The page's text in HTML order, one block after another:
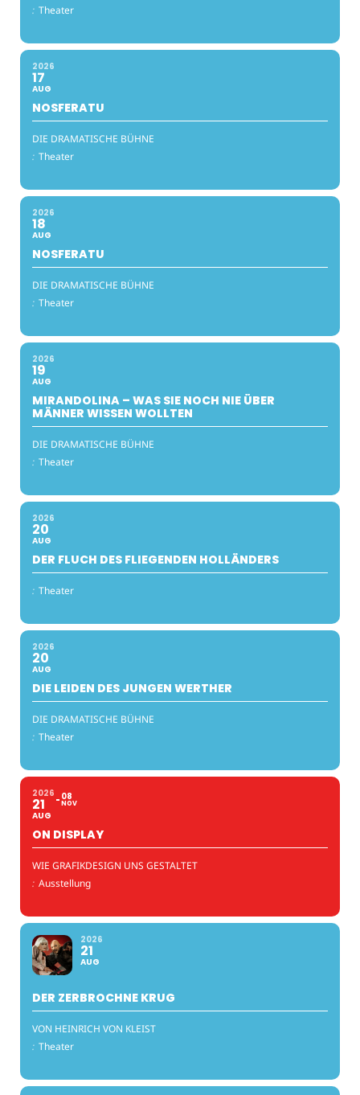
: Theater
2026
17
AUG
NOSFERATU
DIE DRAMATISCHE BÜHNE
: Theater
2026
18
AUG
NOSFERATU
DIE DRAMATISCHE BÜHNE
: Theater
2026
19
AUG
MIRANDOLINA – WAS SIE NOCH NIE ÜBER
MÄNNER WISSEN WOLLTEN
DIE DRAMATISCHE BÜHNE
: Theater
2026
20
AUG
DER FLUCH DES FLIEGENDEN HOLLÄNDERS
: Theater
2026
20
AUG
DIE LEIDEN DES JUNGEN WERTHER
DIE DRAMATISCHE BÜHNE
: Theater
2026
21
AUG
08
NOV
ON DISPLAY
WIE GRAFIKDESIGN UNS GESTALTET
: Ausstellung
2026
21
AUG
DER ZERBROCHNE KRUG
VON HEINRICH VON KLEIST
: Theater